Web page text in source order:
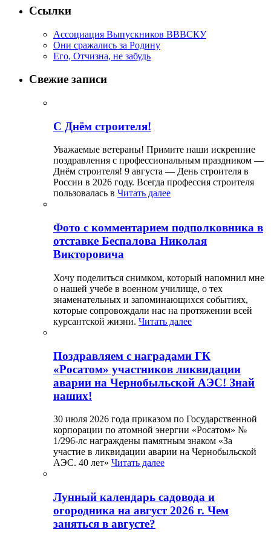
Ссылки
Ассоциация Выпускников ВВВСКУ
Они сражались за Родину
Его, Отчизна, не забудь
Свежие записи
С Днём строителя!
Уважаемые ветераны! Примите наши искренние
поздравления с профессиональным праздником —
Днём строителя! 9 августа — День строителя в
России в 2026 году. Всегда профессия строителя
пользовалась в Читать далее
Фото с комментарием подполковника в
отставке Беспалова Николая
Викторовича
Хочу поделиться снимком, который напомнил мне
о нашей учебе в военном училище, о тех
знаменательных и запоминающихся событиях,
которые сопровождали нас на протяжении всей
курсантской жизни. Читать далее
Поздравляем с наградами ГК
«Росатом» участников ликвидации
аварии на Чернобыльской АЭС! Знай
наших!
30 июля 2026 года приказом по Государственной
корпорации по атомной энергии «Росатом» №
1/296-лс награждены памятным знаком «За
участие в ликвидации аварии на Чернобыльской
АЭС. 40 лет» Читать далее
Лунный календарь садовода и
огородника на август 2026 г. Чем
заняться в августе?